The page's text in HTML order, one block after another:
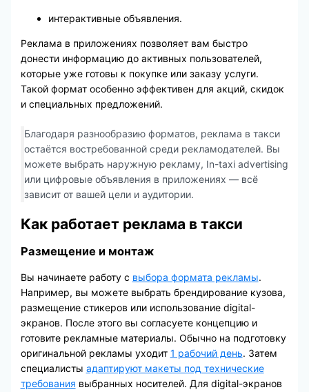
интерактивные объявления.
Реклама в приложениях позволяет вам быстро
донести информацию до активных пользователей,
которые уже готовы к покупке или заказу услуги.
Такой формат особенно эффективен для акций, скидок
и специальных предложений.
Благодаря разнообразию форматов, реклама в такси
остаётся востребованной среди рекламодателей. Вы
можете выбрать наружную рекламу, In-taxi advertising
или цифровые объявления в приложениях — всё
зависит от вашей цели и аудитории.
Как работает реклама в такси
Размещение и монтаж
Вы начинаете работу с выбора формата рекламы.
Например, вы можете выбрать брендирование кузова,
размещение стикеров или использование digital-
экранов. После этого вы согласуете концепцию и
готовите рекламные материалы. Обычно на подготовку
оригинальной рекламы уходит 1 рабочий день. Затем
специалисты адаптируют макеты под технические
требования выбранных носителей. Для digital-экранов